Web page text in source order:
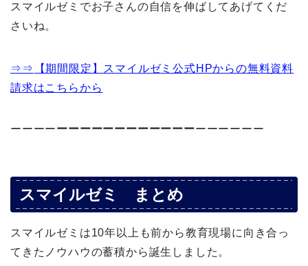
スマイルゼミでお子さんの自信を伸ばしてあげてくだ
さいね。
⇒⇒
【期間限定】スマイルゼミ公式HPからの無料資料
請求はこちらから
ーーーーーーーーーーーーーーーーーーーーーー
スマイルゼミ まとめ
スマイルゼミは10年以上も前から教育現場に向き合っ
てきたノウハウの蓄積から誕生しました。